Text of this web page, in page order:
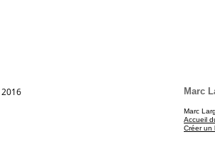
2016
Marc
Marc
Accueil
Créer un